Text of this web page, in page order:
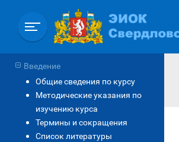
основному
содержанию
Введение
Общие сведения по курсу
Методические указания по
изучению курса
Термины и сокращения
Список литературы